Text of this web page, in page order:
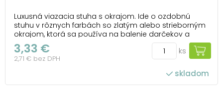
Luxusná viazacia stuha s okrajom. Ide o ozdobnú
stuhu v rôznych farbách so zlatým alebo strieborným
okrajom, ktorá sa používa na balenie darčekov a
podobné účely. Tieto okraje dodávajú stuhe luxusnejší
vzhľad, ktorý je vhodný na balenie darčekov alebo na
špeciálne príležitosti, ako sú svadby, Via...
3,33 €
2,71 € bez DPH
ks
skladom